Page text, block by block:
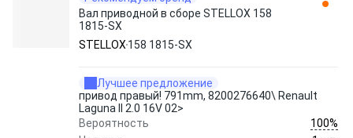
Вал приводной в сборе STELLOX 158
1815-SX
STELLOX 158 1815-SX
Лучшее предложение
привод правый! 791mm, 8200276640\ Renault
Laguna II 2.0 16V 02>
Вероятность
100%